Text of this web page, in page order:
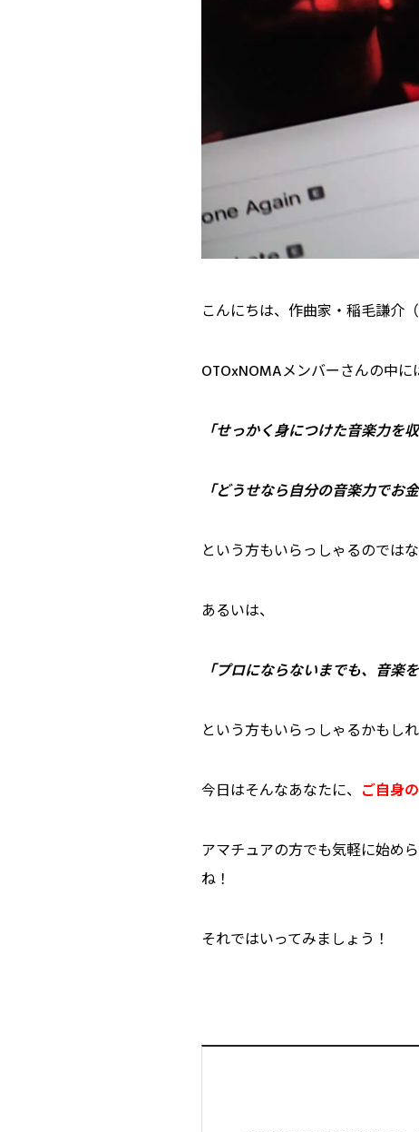
こんにちは、作曲家・稲毛謙介（
OTOxNOMAメンバーさんの中に
「せっかく身につけた音楽力を
「どうせなら自分の音楽力でお
という方もいらっしゃるのでは
あるいは、
「プロにならないまでも、音楽
という方もいらっしゃるかもしれ
今日はそんなあなたに、 ご自身
アマチュアの方でも気軽に始め
ね！
それではいってみましょう！